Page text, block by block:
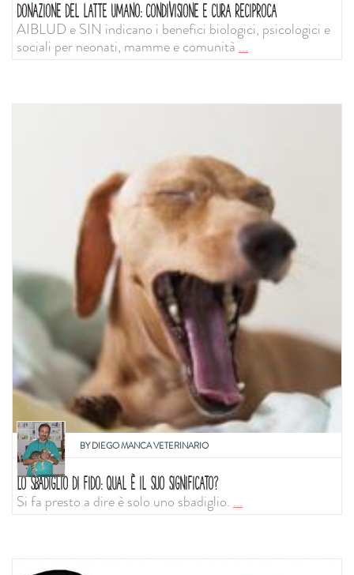
DONAZIONE DEL LATTE UMANO: CONDIVISIONE E CURA RECIPROCA
AIBLUD e SIN indicano i benefici biologici, psicologici e
sociali per neonati, mamme e comunità...
BYDIEGO MANCA VETERINARIO
LO SBADIGLIO DI FIDO: QUAL È IL SUO SIGNIFICATO?
Si fa presto a dire è solo uno sbadiglio....